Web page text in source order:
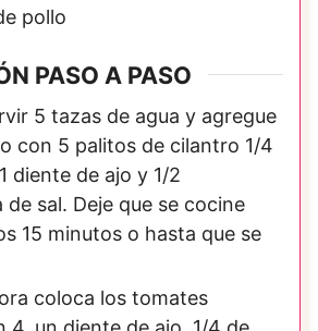
pollo
PASO A PASO
5 tazas de agua y agregue
con 5 palitos de cilantro 1/4
diente de ajo y 1/2
de sal. Deje que se cocine
15 minutos o hasta que se
coloca los tomates